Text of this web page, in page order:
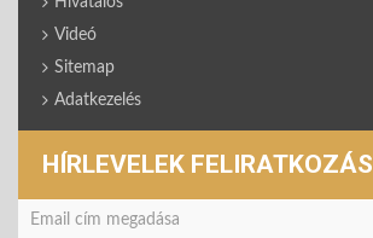
Videó
Sitemap
Adatkezelés
HÍRLEVELEK FELIRATKOZÁS